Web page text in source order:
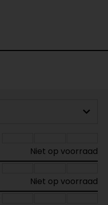
Niet op voorraad
Niet op voorraad